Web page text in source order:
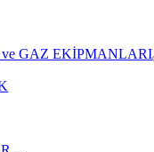
GAZ EKİPMANLARI